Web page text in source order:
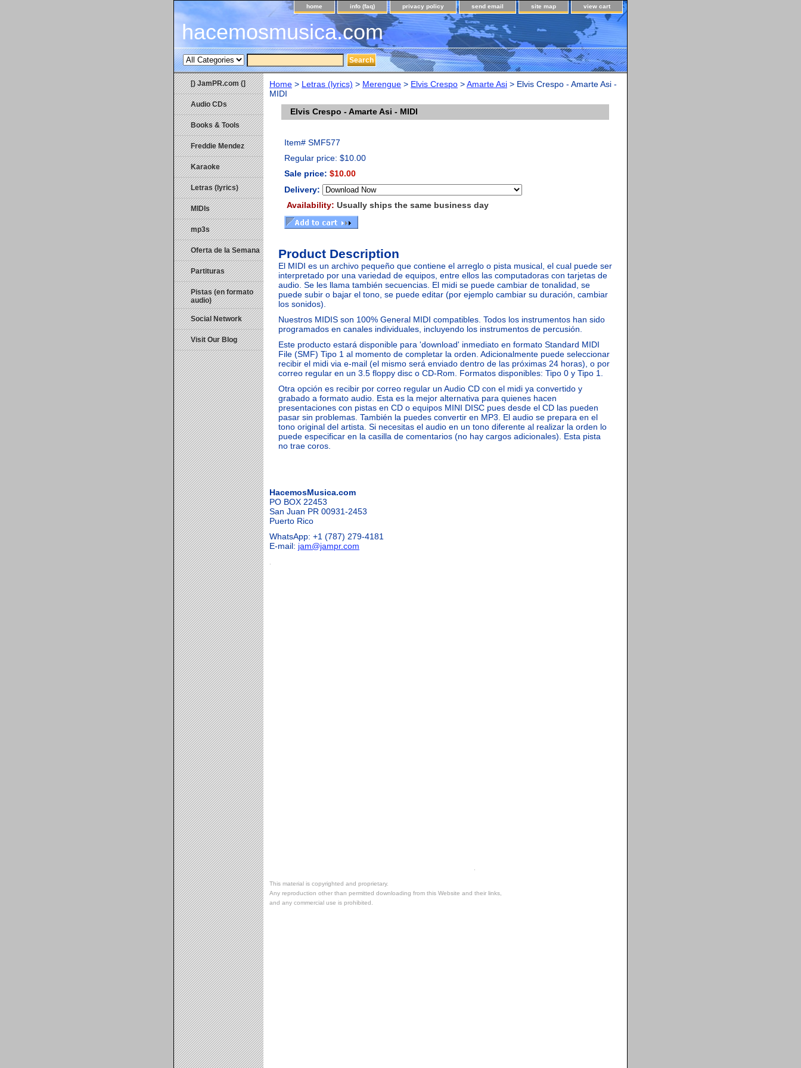
home info (faq) privacy policy send email site map view cart
hacemosmusica.com
Home > Letras (lyrics) > Merengue > Elvis Crespo >Amarte Asi > Elvis Crespo - Amarte Asi -
MIDI
Elvis Crespo - Amarte Asi - MIDI
Item# SMF577
Regular price: $10.00
Sale price: $10.00
Delivery:
Availability: Usually ships the same business day
Product Description
El MIDI es un archivo pequeño que contiene el arreglo o pista musical, el cual puede ser
interpretado por una variedad de equipos, entre ellos las computadoras con tarjetas de
audio. Se les llama también secuencias. El midi se puede cambiar de tonalidad, se
puede subir o bajar el tono, se puede editar (por ejemplo cambiar su duración, cambiar
los sonidos).
Nuestros MIDIS son 100% General MIDI compatibles. Todos los instrumentos han sido
programados en canales individuales, incluyendo los instrumentos de percusión.
Este producto estará disponible para 'download' inmediato en formato Standard MIDI
File (SMF) Tipo 1 al momento de completar la orden. Adicionalmente puede seleccionar
recibir el midi via e-mail (el mismo será enviado dentro de las próximas 24 horas), o por
correo regular en un 3.5 floppy disc o CD-Rom. Formatos disponibles: Tipo 0 y Tipo 1.
Otra opción es recibir por correo regular un Audio CD con el midi ya convertido y
grabado a formato audio. Esta es la mejor alternativa para quienes hacen
presentaciones con pistas en CD o equipos MINI DISC pues desde el CD las pueden
pasar sin problemas. También la puedes convertir en MP3. El audio se prepara en el
tono original del artista. Si necesitas el audio en un tono diferente al realizar la orden lo
puede especificar en la casilla de comentarios (no hay cargos adicionales). Esta pista
no trae coros.
HacemosMusica.com
PO BOX 22453
San Juan PR 00931-2453
Puerto Rico
WhatsApp: +1 (787) 279-4181
E-mail: jam@jampr.com
This material is copyrighted and proprietary.
Any reproduction other than permitted downloading from this Website and their links,
and any commercial use is prohibited.
[) JamPR.com (]
Audio CDs
Books & Tools
Freddie Mendez
Karaoke
Letras (lyrics)
MIDIs
mp3s
Oferta de la Semana
Partituras
Pistas (en formato
audio)
Social Network
Visit Our Blog